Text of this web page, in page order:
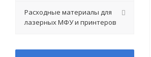
Расходные материалы для
лазерных МФУ и принтеров